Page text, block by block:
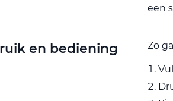
een
en bediening Zo